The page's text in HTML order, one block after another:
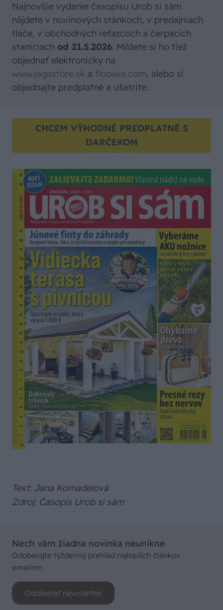
Najnovšie vydanie časopisu Urob si sám
nájdete v novinových stánkoch, v predajniach
tlače, v obchodných reťazcoch a čerpacích
staniciach od 21.5.2026. Môžete si ho tiež
objednať elektronicky na
www.jagastore.sk a floowie.com, alebo si
objednajte predplatné a ušetrite:
CHCEM VÝHODNÉ PREDPLATNÉ S
DARČEKOM
Text: Jana Komadelová
Zdroj: Časopis Urob si sám
Nech vám žiadna novinka neunikne
Odoberajte týždenný prehľad najlepších článkov
emailom
Odoberať newsletter